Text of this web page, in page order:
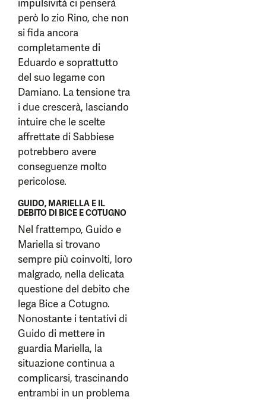
impulsività ci penserà
però lo zio Rino, che non
si fida ancora
completamente di
Eduardo e soprattutto
del suo legame con
Damiano. La tensione tra
i due crescerà, lasciando
intuire che le scelte
affrettate di Sabbiese
potrebbero avere
conseguenze molto
pericolose.
GUIDO, MARIELLA E IL
DEBITO DI BICE E COTUGNO
Nel frattempo, Guido e
Mariella si trovano
sempre più coinvolti, loro
malgrado, nella delicata
questione del debito che
lega Bice a Cotugno.
Nonostante i tentativi di
Guido di mettere in
guardia Mariella, la
situazione continua a
complicarsi, trascinando
entrambi in un problema